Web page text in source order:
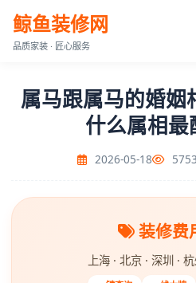
鲸鱼装修网
品质家装 · 匠心服务
属马跟属马的婚姻
什么属相
2026-05-18
装修费
上海 · 北京 · 深圳 ·